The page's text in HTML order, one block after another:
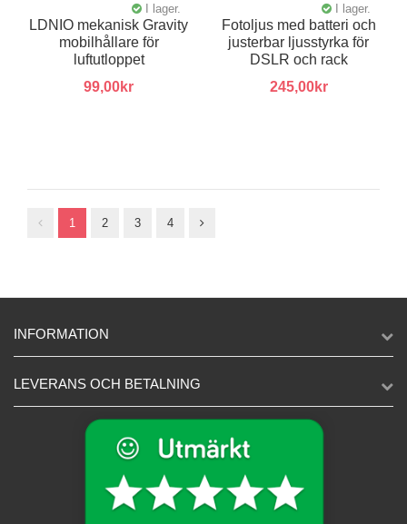
I lager.
LDNIO mekanisk Gravity
mobilhållare för
luftutloppet
99,00kr
I lager.
Fotoljus med batteri och
justerbar ljusstyrka för
DSLR och rack
245,00kr
1 2 3 4
INFORMATION
LEVERANS OCH BETALNING